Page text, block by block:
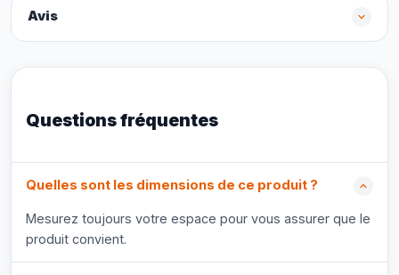
Avis
Questions fréquentes
Quelles sont les dimensions de ce produit ?
Mesurez toujours votre espace pour vous assurer que le
produit convient.